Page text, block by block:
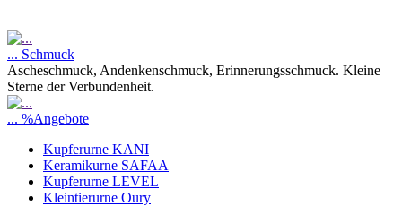
... Schmuck
Ascheschmuck, Andenkenschmuck, Erinnerungsschmuck. Kleine
Sterne der Verbundenheit.
... %Angebote
Kupferurne KANI
Keramikurne SAFAA
Kupferurne LEVEL
Kleintierurne Oury